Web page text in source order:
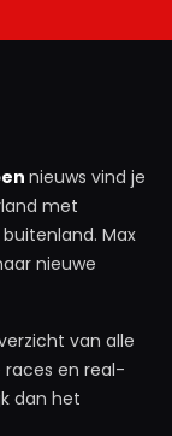
nieuws vind je
met
Max
nieuwe
van alle
en real-
dan het